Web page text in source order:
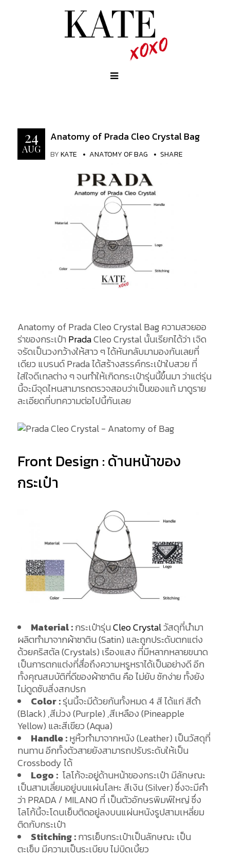
24
AUG
Anatomy of Prada Cleo Crystal Bag
BYKATE ANATOMY OF BAG SHARE
Anatomy of Prada Cleo Crystal Bag ความสวยออ
ร่าของกระเป๋าPradaCleo Crystal นั้นเรียกได้ว่า เจิด
จรัดเป็นวงกว้างให้สาว ๆ ได้หันกลับมามองกันเลยที่
เดียว แบรนด์ Prada ได้สร้างสรรค์กระเป๋าใบสวย ที่
ใส่ใจดีเทลต่าง ๆ จนทำให้เกิดกระเป๋ารุ่นนี้ขึ้นมา ว่าแต่รุ่น
นี้จะมีจุดไหนสามารถตรวจสอบว่าเป็นของแท้ มาดูราย
ละเอียดที่บทความต่อไปนี้กันเลย
Front Design : ด้านหน้าของ
กระเป๋า
Material :กระเป๋ารุ่นCleo Crystalวัสดุที่นำมา
ผลิตทำมาจากผ้าซาติน (Satin) และถูกประดับตกแต่ง
ด้วยคริสตัล (Crystals) เรืองแสง ที่มีหลากหลายขนาด
เป็นการตกแต่งที่สื่อถึงความหรูหราได้เป็นอย่างดี อีก
ทั้งคุณสมบัติที่ดีของผ้าซาติน คือ ไม่ยับ ซักง่าย ทั้งยัง
ไม่ดูดซับสิ่งสกปรก
Color :รุ่นนี้จะมีด้วยกันทั้งหมด 4 สี ได้แก่ สีดำ
(Black) ,สีม่วง (Purple) ,สีเหลือง (Pineapple
Yellow) และสีเขียว (Aqua)
Handle :หูหิ้วทำมาจากหนัง (Leather) เป็นวัสดุที่
ทนทาน อีกทั้งตัวสายยังสามารถปรับระดับให้เป็น
Crossbody ได้
Logo : โลโก้จะอยู่ด้านหน้าของกระเป๋า มีลักษณะ
เป็นสามเลี่ยมอยู่บนแผ่นโลหะ สีเงิน (Silver) ซึ่งจะมีคำ
ว่า PRADA / MILANO ที่ เป็นตัวอักษรพิมพ์ใหญ่ ซึ่ง
โลโก้นี้จะโดนเย็บติดอยู่ลงบนแผ่นหนังรูปสามเหลี่ยม
ติดกับกระเป๋า
Stitching :การเย็บกระเป๋าเป็นลักษณะ เป็น
ตะเข็บ มีความเป็นระเบียบ ไม่บิดเบี้ยว